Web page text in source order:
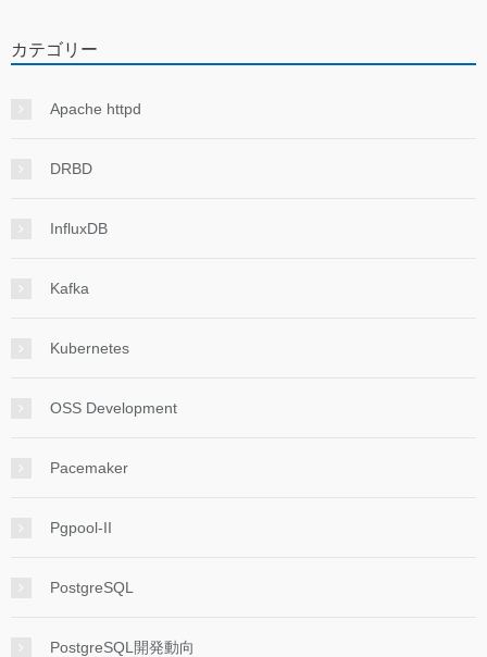
カテゴリー
Apache httpd
DRBD
InfluxDB
Kafka
Kubernetes
OSS Development
Pacemaker
Pgpool-II
PostgreSQL
PostgreSQL開発動向